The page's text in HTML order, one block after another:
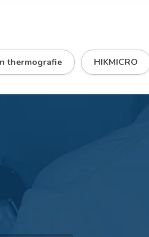
thermografie HIKMICRO